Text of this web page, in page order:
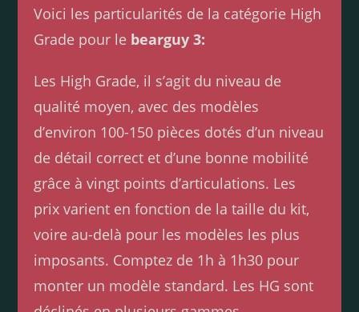
Voici les particularités de la catégorie High
Grade pour le bearguy 3:
Les High Grade, il s’agit du niveau de
qualité moyen, avec des modèles
d’environ 100-150 pièces dotés d’un niveau
de détail correct et d’une bonne mobilité
grâce à vingt points d’articulations. Les
prix varient en fonction de la taille du kit,
voire au-delà pour les modèles les plus
imposants. Comptez de 1h à 1h30 pour
monter un modèle standard. Les HG sont